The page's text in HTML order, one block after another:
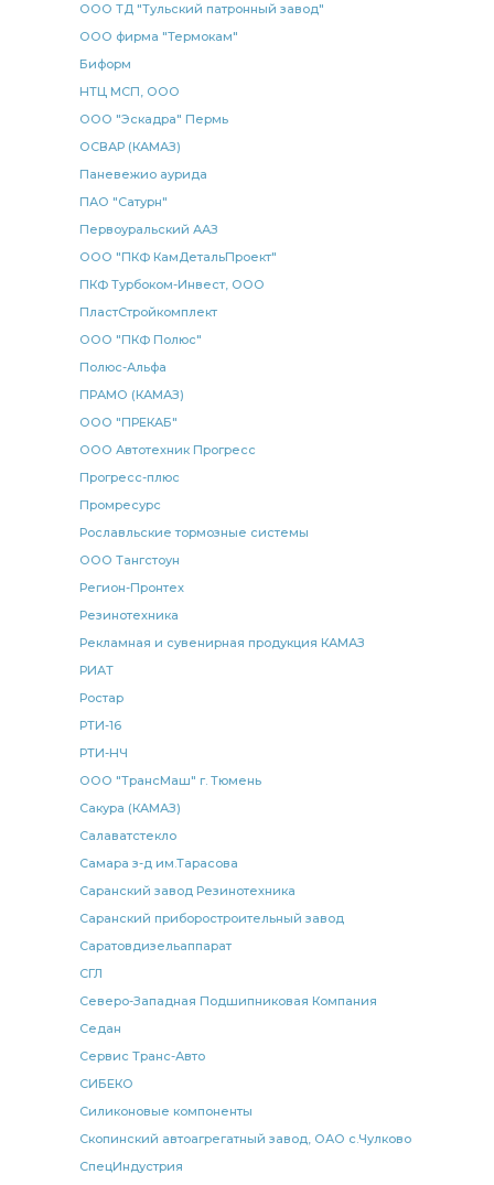
ООО ТД "Тульский патронный завод"
ООО фирма "Термокам"
Биформ
НТЦ МСП, ООО
ООО "Эскадра" Пермь
ОСВАР (КАМАЗ)
Паневежио аурида
ПАО "Сатурн"
Первоуральский ААЗ
ООО "ПКФ КамДетальПроект"
ПКФ Турбоком-Инвест, ООО
ПластСтройкомплект
ООО "ПКФ Полюс"
Полюс-Альфа
ПРАМО (КАМАЗ)
ООО "ПРЕКАБ"
ООО Автотехник Прогресс
Прогресс-плюс
Промресурс
Рославльские тормозные системы
ООО Тангстоун
Регион-Пронтех
Резинотехника
Рекламная и сувенирная продукция КАМАЗ
РИАТ
Ростар
РТИ-16
РТИ-НЧ
ООО "ТрансМаш" г. Тюмень
Сакура (КАМАЗ)
Салаватстекло
Самара з-д им.Тарасова
Саранский завод Резинотехника
Саранский приборостроительный завод
Саратовдизельаппарат
СГЛ
Северо-Западная Подшипниковая Компания
Седан
Сервис Транс-Авто
СИБЕКО
Силиконовые компоненты
Скопинский автоагрегатный завод, ОАО с.Чулково
СпецИндустрия